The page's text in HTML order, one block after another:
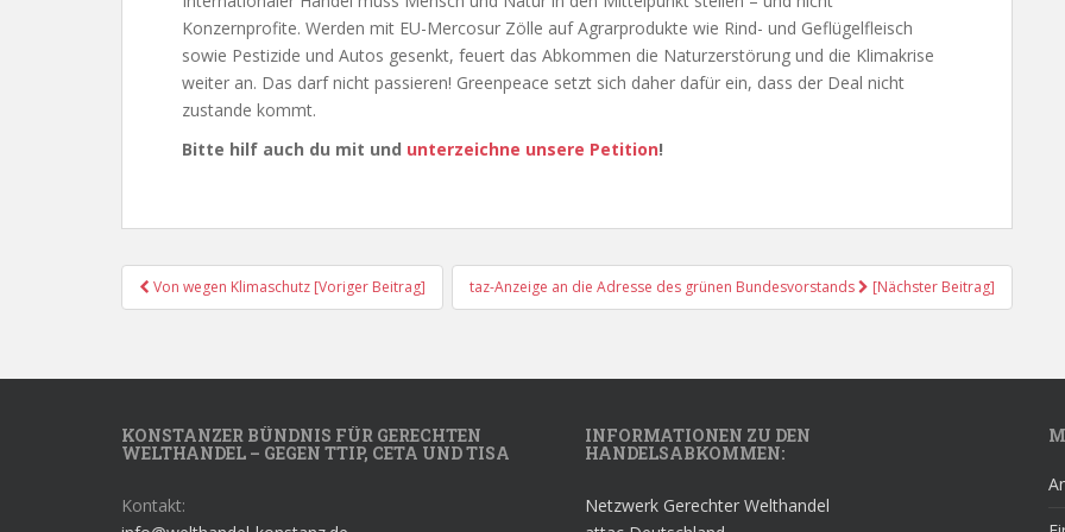
Konzernprofite. Werden mit EU-Mercosur Zölle auf Agrarprodukte wie Rind- und Geflügelfleisch
sowie Pestizide und Autos gesenkt, feuert das Abkommen die Naturzerstörung und die Klimakrise
weiter an. Das darf nicht passieren! Greenpeace setzt sich daher dafür ein, dass der Deal nicht
zustande kommt.
Bitte hilf auch du mit und unterzeichne unsere Petition!
Post
Navigation
Von wegen Klimaschutz [Voriger Beitrag] taz-Anzeige an die Adresse des grünen Bundesvorstands [Nächster Beitrag]
KONSTANZER BÜNDNIS FÜR GERECHTEN
WELTHANDEL – GEGEN TTIP, CETA UND TISA
Kontakt:
INFORMATIONEN ZU DEN
HANDELSABKOMMEN:
Netzwerk Gerechter Welthandel